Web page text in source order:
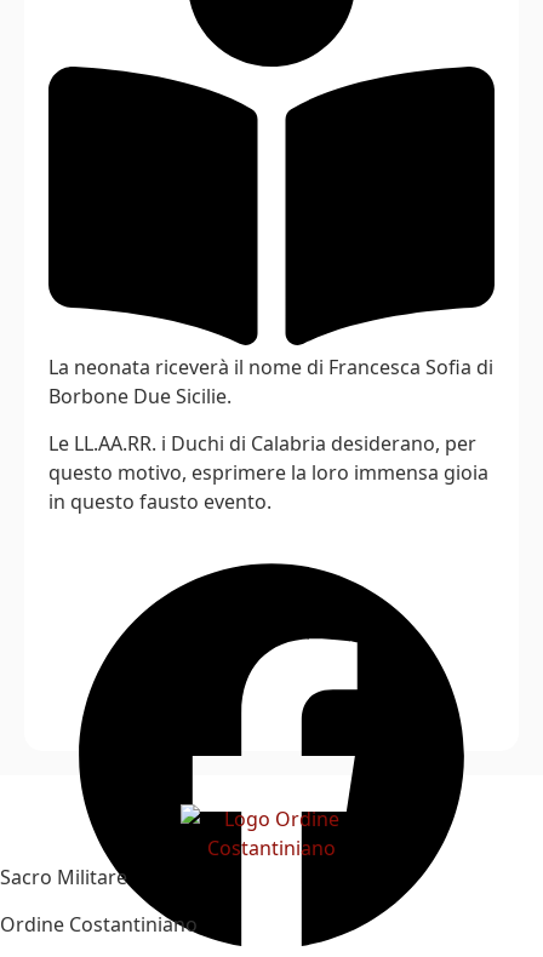
La neonata riceverà il nome di Francesca Sofia di
Borbone Due Sicilie.
Le LL.AA.RR. i Duchi di Calabria desiderano, per
questo motivo, esprimere la loro immensa gioia
in questo fausto evento.
Sacro Militare
Ordine Costantiniano